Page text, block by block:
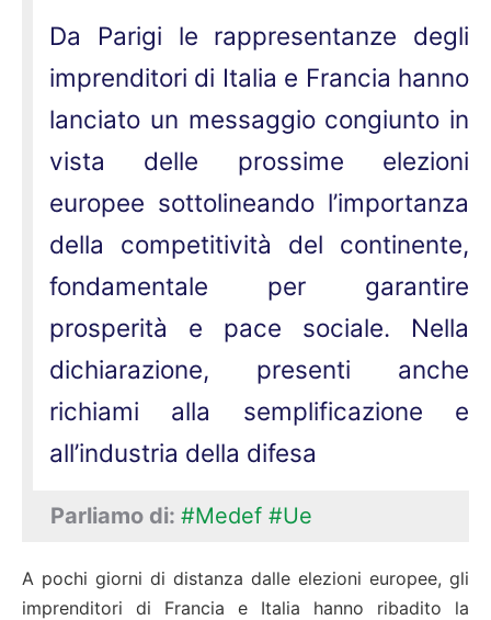
Da Parigi le rappresentanze degli
imprenditori di Italia e Francia hanno
lanciato un messaggio congiunto in
vista delle prossime elezioni
europee sottolineando l’importanza
della competitività del continente,
fondamentale per garantire
prosperità e pace sociale. Nella
dichiarazione, presenti anche
richiami alla semplificazione e
all’industria della difesa
Parliamo di: #Medef #Ue
A pochi giorni di distanza dalle elezioni europee, gli
imprenditori di Francia e Italia hanno ribadito la